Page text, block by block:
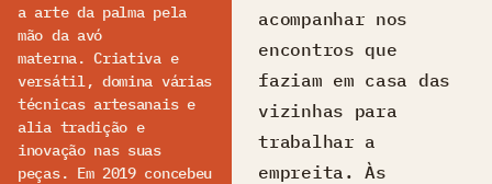
a arte da palma pela
mão da avó
materna. Criativa e
versátil, domina várias
técnicas artesanais e
alia tradição e
inovação nas suas
peças. Em 2019 concebeu
acompanhar nos
encontros que
faziam em casa das
vizinhas para
trabalhar a
empreita. Às